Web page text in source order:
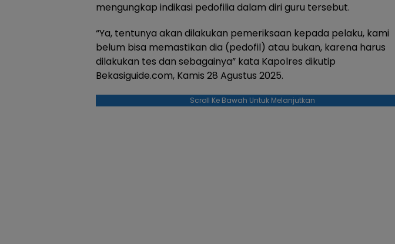
mengungkap indikasi pedofilia dalam diri guru tersebut.
“Ya, tentunya akan dilakukan pemeriksaan kepada pelaku, kami
belum bisa memastikan dia (pedofil) atau bukan, karena harus
dilakukan tes dan sebagainya” kata Kapolres dikutip
Bekasiguide.com, Kamis 28 Agustus 2025.
Scroll Ke Bawah Untuk Melanjutkan